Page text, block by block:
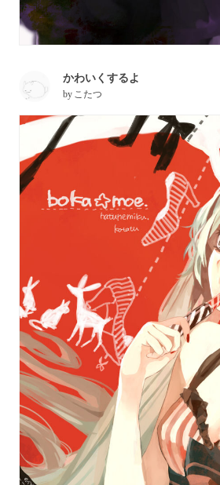
かわいくするよ
by こたつ